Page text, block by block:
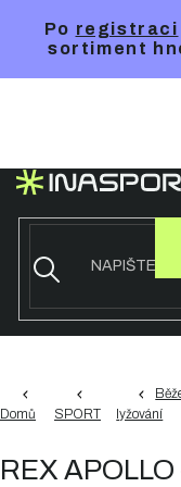
Po registraci
sortiment
Domů SPORT
lyžování
REX